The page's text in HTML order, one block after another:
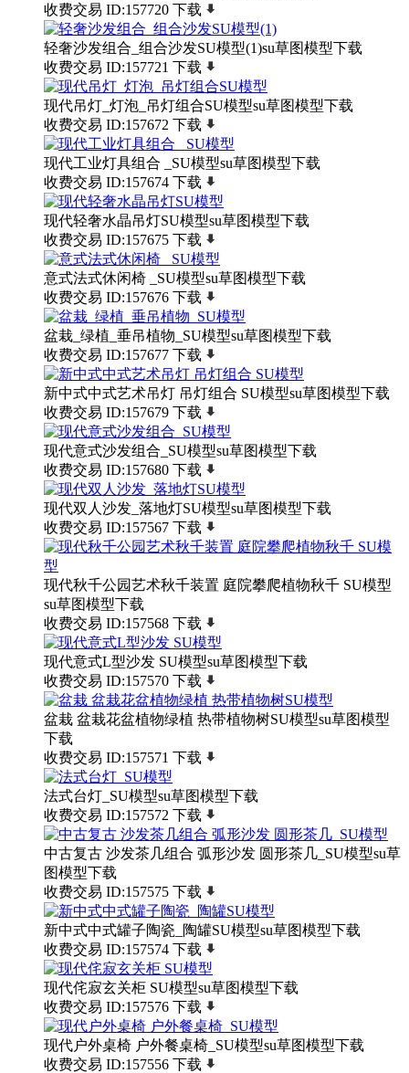
收费交易 ID:157720 下载
轻奢沙发组合_组合沙发SU模型(1)su草图模型下载
收费交易 ID:157721 下载
现代吊灯_灯泡_吊灯组合SU模型su草图模型下载
收费交易 ID:157672 下载
现代工业灯具组合 _SU模型su草图模型下载
收费交易 ID:157674 下载
现代轻奢水晶吊灯SU模型su草图模型下载
收费交易 ID:157675 下载
意式法式休闲椅 _SU模型su草图模型下载
收费交易 ID:157676 下载
盆栽_绿植_垂吊植物_SU模型su草图模型下载
收费交易 ID:157677 下载
新中式中式艺术吊灯 吊灯组合 SU模型su草图模型下载
收费交易 ID:157679 下载
现代意式沙发组合_SU模型su草图模型下载
收费交易 ID:157680 下载
现代双人沙发_落地灯SU模型su草图模型下载
收费交易 ID:157567 下载
现代秋千公园艺术秋千装置 庭院攀爬植物秋千 SU模型
su草图模型下载
收费交易 ID:157568 下载
现代意式L型沙发 SU模型su草图模型下载
收费交易 ID:157570 下载
盆栽 盆栽花盆植物绿植 热带植物树SU模型su草图模型
下载
收费交易 ID:157571 下载
法式台灯_SU模型su草图模型下载
收费交易 ID:157572 下载
中古复古 沙发茶几组合 弧形沙发 圆形茶几_SU模型su草
图模型下载
收费交易 ID:157575 下载
新中式中式罐子陶瓷_陶罐SU模型su草图模型下载
收费交易 ID:157574 下载
现代侘寂玄关柜 SU模型su草图模型下载
收费交易 ID:157576 下载
现代户外桌椅 户外餐桌椅_SU模型su草图模型下载
收费交易 ID:157556 下载